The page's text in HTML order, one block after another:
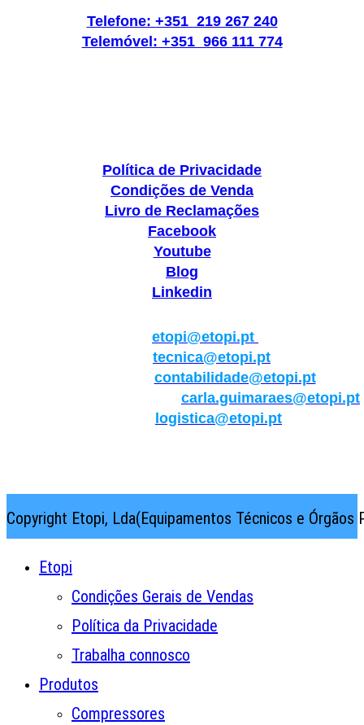
Telefone: +351 219 267 240
Telemóvel: +351 966 111 774
Política de Privacidade
Condições de Venda
Livro de Reclamações
Facebook
Youtube
Blog
Linkedin
etopi@etopi.pt
tecnica@etopi.pt
contabilidade@etopi.pt
carla.guimaraes@etopi.pt
logistica@etopi.pt
Copyright Etopi, Lda(Equipamentos Técnicos e
Etopi
Condições Gerais de Vendas
Política da Privacidade
Trabalha connosco
Produtos
Compressores